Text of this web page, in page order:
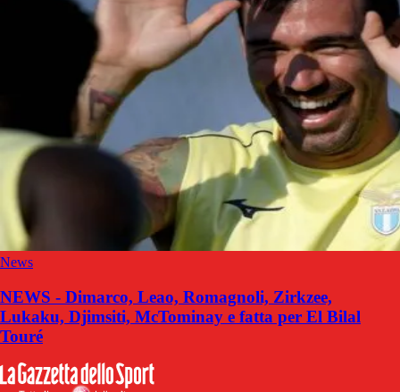
News
NEWS - Dimarco, Leao, Romagnoli, Zirkzee,
Lukaku, Djimsiti, McTominay e fatta per El Bilal
Touré